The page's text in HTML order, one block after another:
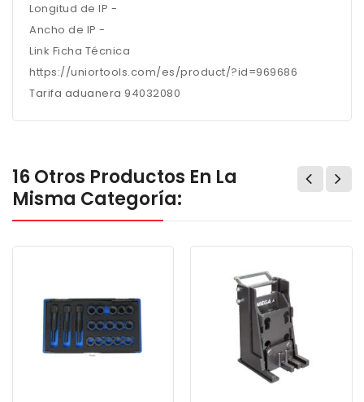
Longitud de IP -
Ancho de IP -
Link Ficha Técnica
https://uniortools.com/es/product/?id=969686
Tarifa aduanera 94032080
16 Otros Productos En La
Misma Categoría: